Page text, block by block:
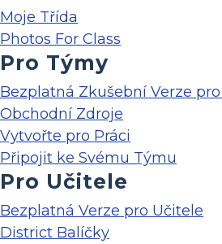
Moje Třída
Photos For Class
Pro Týmy
Bezplatná Zkušební Verze
Obchodní Zdroje
Vytvořte pro Práci
Připojit ke Svému Týmu
Pro Učitele
Bezplatná Verze pro Učitele
District Balíčky